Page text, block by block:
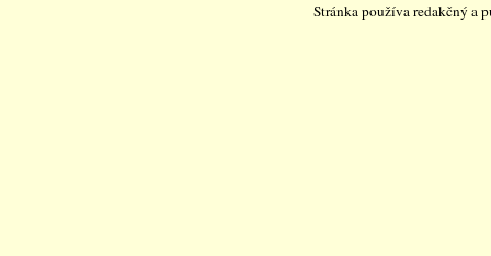
Stránka používa redakčný a